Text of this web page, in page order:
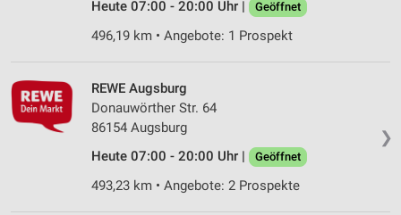
Heute 07:00 - 20:00 Uhr |
Geöffnet
496,19 km • Angebote: 1 Prospekt
❯
REWE Augsburg
Donauwörther Str. 64
86154 Augsburg
Heute 07:00 - 20:00 Uhr |
Geöffnet
493,23 km • Angebote: 2 Prospekte